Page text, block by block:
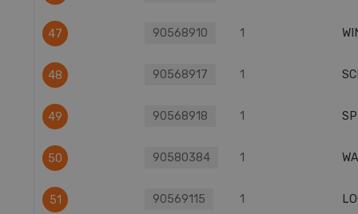
47 90568910 1
48 90568917 1
49 90568918 1
50 90580384 1
51 90569115 1